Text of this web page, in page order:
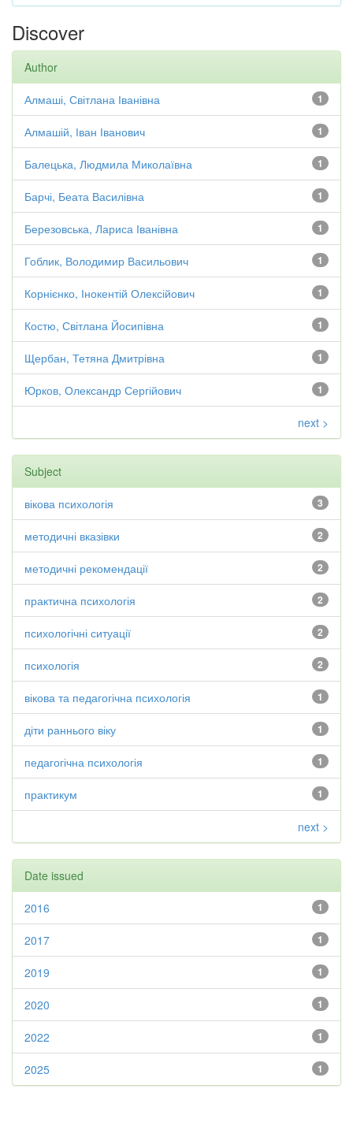
Discover
Author
1
Алмаші, Світлана Іванівна
1
Алмашій, Іван Іванович
1
Балецька, Людмила Миколаївна
1
Барчі, Беата Василівна
1
Березовська, Лариса Іванівна
1
Гоблик, Володимир Васильович
1
Корнієнко, Інокентій Олексійович
1
Костю, Світлана Йосипівна
1
Щербан, Тетяна Дмитрівна
1
Юрков, Олександр Сергійович
next >
Subject
3
вікова психологія
2
методичні вказівки
2
методичні рекомендації
2
практична психологія
2
психологічні ситуації
2
психологія
1
вікова та педагогічна психологія
1
діти раннього віку
1
педагогічна психологія
1
практикум
next >
Date issued
1
2016
1
2017
1
2019
1
2020
1
2022
1
2025